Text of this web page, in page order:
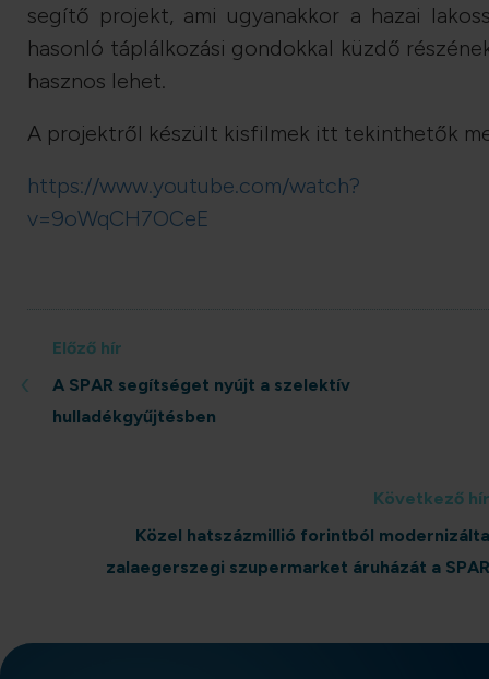
segítő projekt, ami ugyanakkor a hazai
hasonló táplálkozási gondokkal küzdő
hasznos lehet.
A projektről készült kisfilmek itt tekinthetők
https://www.youtube.com/watch?
v=9oWqCH7OCeE
‹
Előző hír
A SPAR segítséget nyújt a szelektív
hulladékgyűjtésben
Következő hír
Közel hatszázmillió forintból modernizálta
zalaegerszegi szupermarket áruházát a SPAR